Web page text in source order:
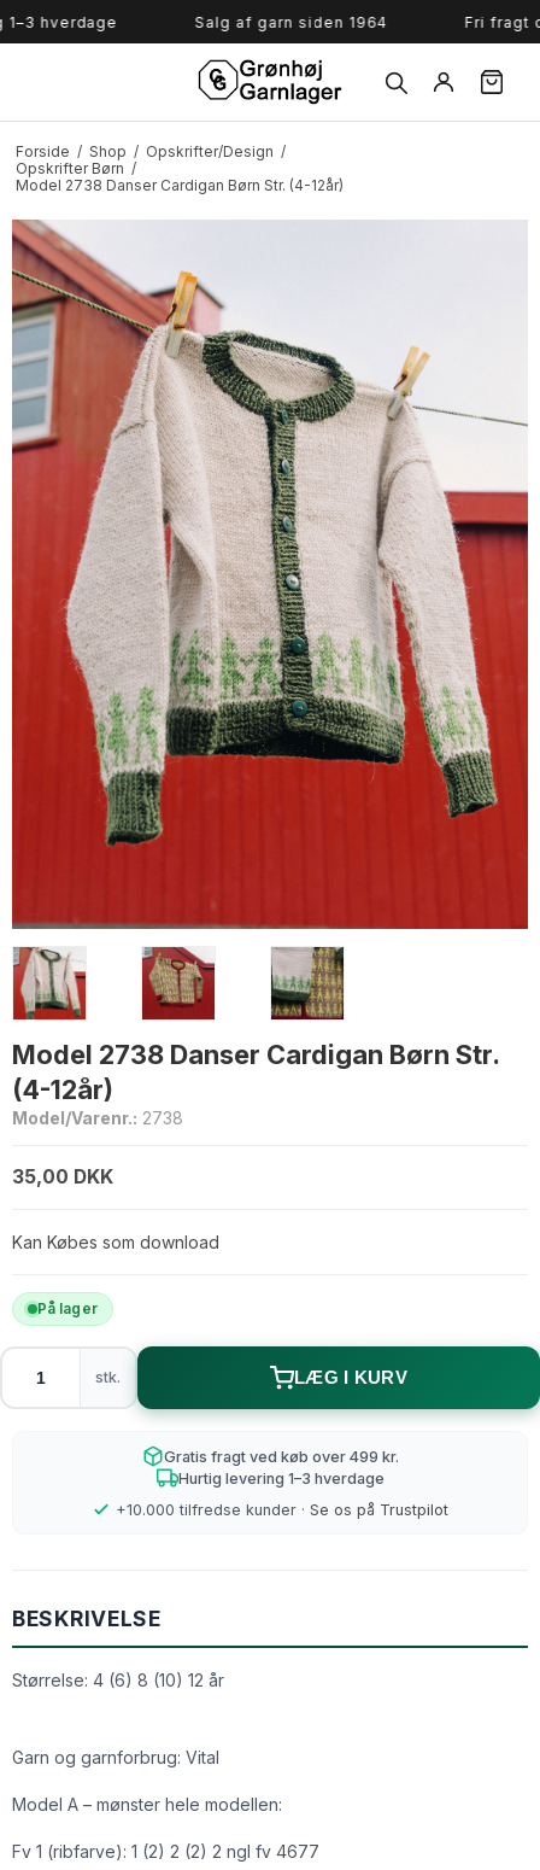
hverdage Salg af garn siden 1964 Fri fragt
Forside / Shop / Opskrifter/Design /
Opskrifter Børn /
Model 2738 Danser Cardigan Børn Str. (4-12år)
Model 2738 Danser Cardigan Børn Str.
(4-12år)
Model/Varenr.: 2738
35,00 DKK
Kan Købes som download
På lager
stk. LÆG I KURV
Gratis fragt ved køb over 499 kr.
Hurtig levering 1–3 hverdage
+10.000 tilfredse kunder · Se os på Trustpilot
BESKRIVELSE
Størrelse: 4 (6) 8 (10) 12 år
Garn og garnforbrug: Vital
Model A – mønster hele modellen:
Fv 1 (ribfarve): 1 (2) 2 (2) 2 ngl fv 4677